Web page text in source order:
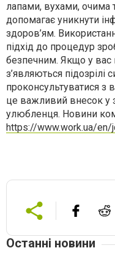
лапами, вухами, очима
допомагає уникнути
здоров’ям.
підхід до процедур
безпечним. Якщо у вас
з’являються підозрілі
проконсультуватися з
це важливий внесок у
улюбленця. Новини
https://www.work.ua/
Останні новини